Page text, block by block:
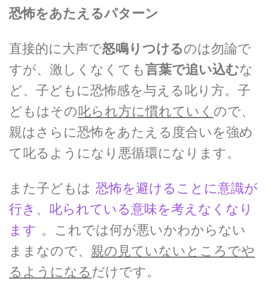
恐怖をあたえるパターン
直接的に大声で怒鳴りつけるのは勿論で
すが、激しくなくても言葉で追い込むな
ど、子どもに恐怖感を与える叱り方。子
どもはその叱られ方に慣れていく ので、
親はさらに恐怖をあたえる度合いを強め
て叱るようになり悪循環になります。
また子どもは 恐怖を避けることに意識が
行き、叱られている意味を考えなくなり
ます 。これでは何が悪いかわからない
ままなので、 親の見ていないところでや
るようになるだけです。